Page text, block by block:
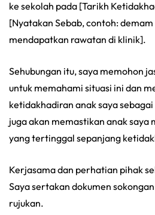
ke sekolah pada [Tarikh
[Nyatakan Sebab, contoh:
mendapatkan rawatan di klinik].
Sehubungan itu, saya memohon
untuk memahami situasi ini dan
ketidakhadiran anak saya
juga akan memastikan anak saya
yang tertinggal sepanjang
Kerjasama dan perhatian pihak
Saya sertakan dokumen
rujukan.